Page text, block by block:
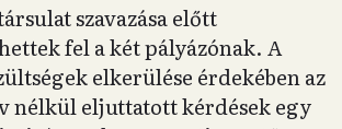
szavazása előtt
fel a két pályázónak. A
elkerülése érdekében az
nélkül eljuttatott kérdések egy